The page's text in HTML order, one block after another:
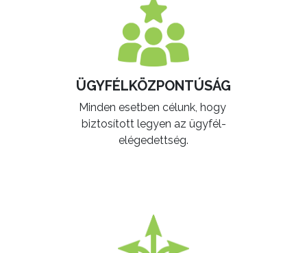
ÜGYFÉLKÖZPONTÚSÁG
Minden esetben célunk, hogy
biztosított legyen az ügyfél-
elégedettség.